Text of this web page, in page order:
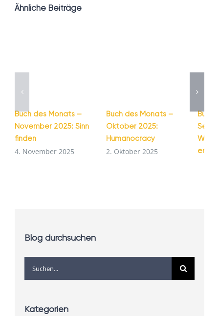
Ähnliche Beiträge
Buch des Monats –
November 2025: Sinn
finden
4. November 2025
Buch des Monats –
Oktober 2025:
Humanocracy
2. Oktober 2025
Buch
Wie
Blog durchsuchen
Suche
nach:
Kategorien